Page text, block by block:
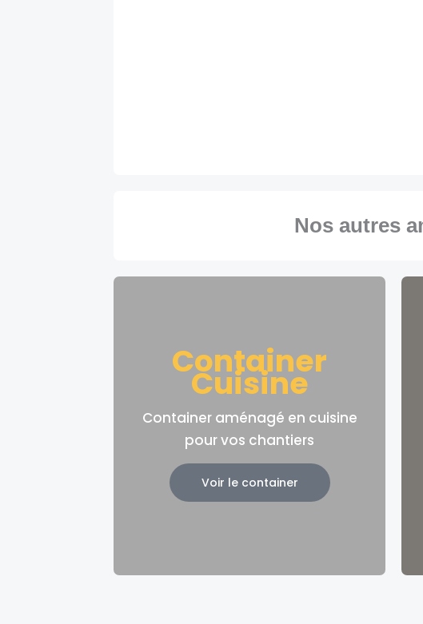
Nos autres
Container
Cuisine
Container aménagé en cuisine
pour vos chantiers
Voir le container